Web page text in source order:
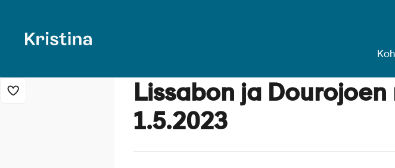
Lisää risteily suosikkeihin Lissabon ja
Lissabon ja Dourojoen
1.5.2023